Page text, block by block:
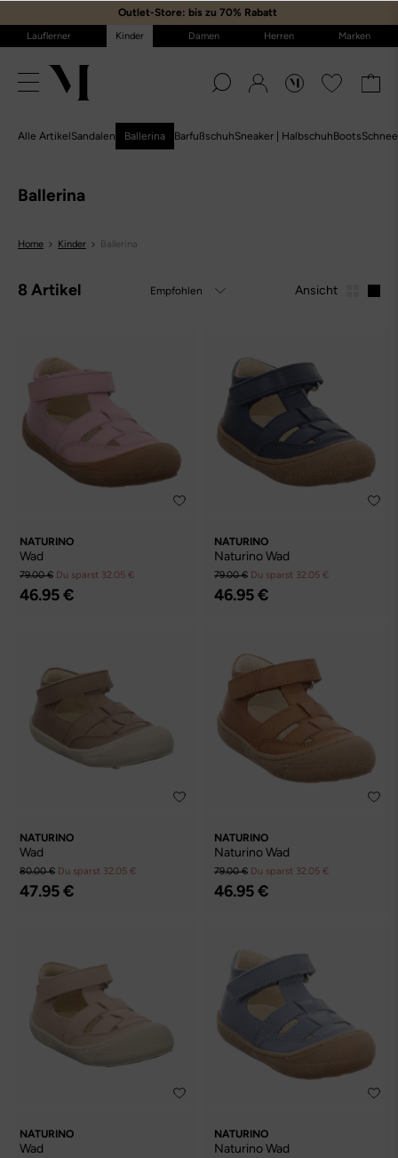
Outlet-Store: bis zu 70% Rabatt
Lauflerner Kinder Damen Herren Marken
Alle ArtikelSandalen Ballerina BarfußschuhSneaker | HalbschuhBoots
Ballerina
Home Kinder Ballerina
8 Artikel Ansicht
NATURINO
Wad
79.00 € Du sparst 32.05 €
46.95 €
NATURINO
Naturino Wad
79.00 € Du sparst 32.05 €
46.95 €
NATURINO
Wad
80.00 € Du sparst 32.05 €
47.95 €
NATURINO
Naturino Wad
79.00 € Du sparst 32.05 €
46.95 €
NATURINO
Wad
NATURINO
Naturino Wad